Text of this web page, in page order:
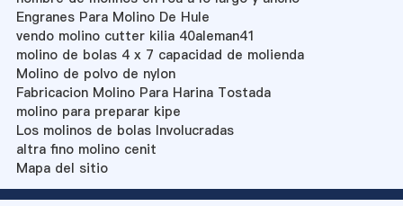
Engranes Para Molino De Hule
vendo molino cutter kilia 40aleman41
molino de bolas 4 x 7 capacidad de molienda
Molino de polvo de nylon
Fabricacion Molino Para Harina Tostada
molino para preparar kipe
Los molinos de bolas Involucradas
altra fino molino cenit
Mapa del sitio